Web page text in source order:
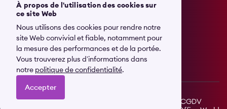
Social Media
Mentions légales
CGDV
À propos de l'utilisation des cookies sur
ce site Web
Nous utilisons des cookies pour rendre notre
site Web convivial et fiable, notamment pour
la mesure des performances et de la portée.
Vous trouverez plus d’informations dans
notre politique de confidentialité.
Accepter